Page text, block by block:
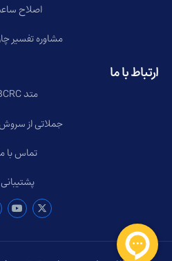
اصلاح
مشاوره تفسیر
ارتباط با ما
متد BCRC
جملاتی از
تماس با
پشتیبانی